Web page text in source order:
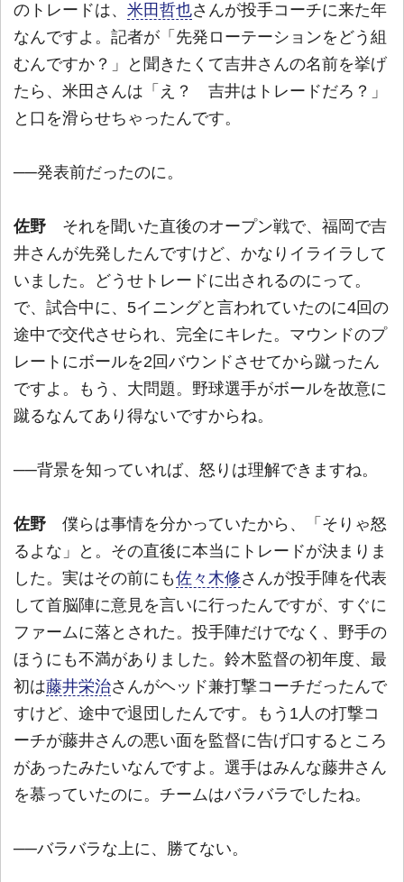
のトレードは、 米田哲也さんが投手コーチに来た年
なんですよ。記者が「先発ローテーションをどう組
むんですか？」と聞きたくて吉井さんの名前を挙げ
たら、米田さんは「え？ 吉井はトレードだろ？」
と口を滑らせちゃったんです。
──発表前だったのに。
佐野 それを聞いた直後のオープン戦で、福岡で吉
井さんが先発したんですけど、かなりイライラして
いました。どうせトレードに出されるのにって。
で、試合中に、5イニングと言われていたのに4回の
途中で交代させられ、完全にキレた。マウンドのプ
レートにボールを2回バウンドさせてから蹴ったん
ですよ。もう、大問題。野球選手がボールを故意に
蹴るなんてあり得ないですからね。
──背景を知っていれば、怒りは理解できますね。
佐野 僕らは事情を分かっていたから、「そりゃ怒
るよな」と。その直後に本当にトレードが決まりま
した。実はその前にも佐々木修さんが投手陣を代表
して首脳陣に意見を言いに行ったんですが、すぐに
ファームに落とされた。投手陣だけでなく、野手の
ほうにも不満がありました。鈴木監督の初年度、最
初は藤井栄治さんがヘッド兼打撃コーチだったんで
すけど、途中で退団したんです。もう1人の打撃コ
ーチが藤井さんの悪い面を監督に告げ口するところ
があったみたいなんですよ。選手はみんな藤井さん
を慕っていたのに。チームはバラバラでしたね。
──バラバラな上に、勝てない。